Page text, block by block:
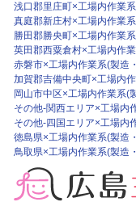
浅口郡里庄町×工場内作業
真庭郡新庄村×工場内作業
勝田郡勝央町×工場内作業
英田郡西粟倉村×工場内作
赤磐市×工場内作業系(製造
加賀郡吉備中央町×工場内
岡山市中区×工場内作業系(
その他-関西エリア×工場内
その他-四国エリア×工場内
徳島県×工場内作業系(製造
鳥取県×工場内作業系(製造